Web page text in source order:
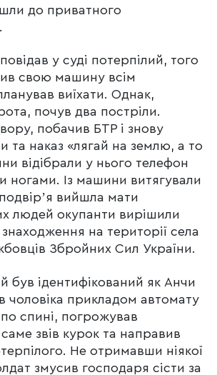
до приватного
у суді потерпілий, того
свою машину всім
виїхати. Однак,
почув два постріли.
побачив БТР і знову
та наказ «лягай на землю, а то
відібрали у нього телефон
ногами. Із машини витягували
вийшла мати
людей окупанти вирішили
на території села
Збройних Сил України.
був ідентифікований як Анчи
чоловіка прикладом автомату
по спині, погрожував
звів курок та направив
Не отримавши ніякої
змусив господаря сісти за